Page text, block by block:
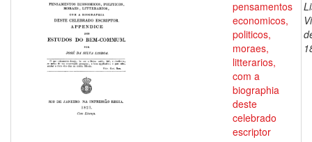
pensamentos
economicos,
politicos,
moraes,
litterarios,
com a
biographia
deste
celebrado
escriptor